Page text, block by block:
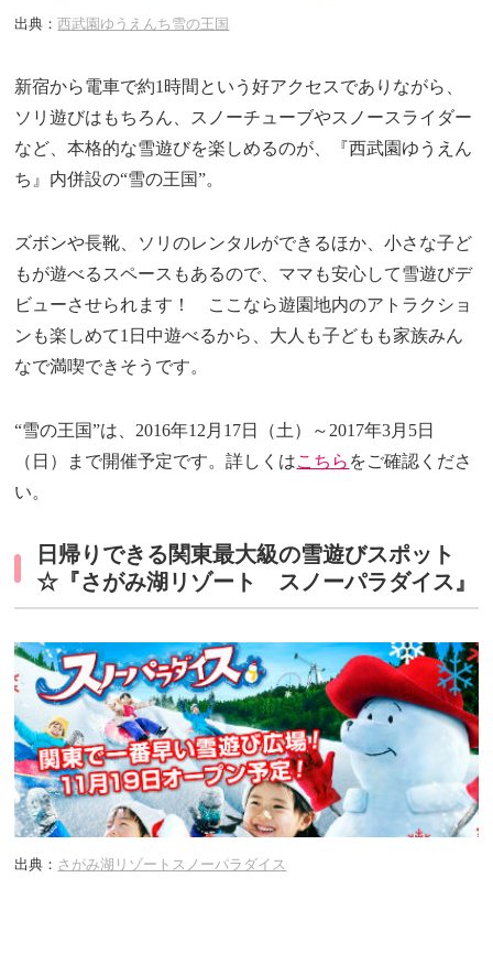
出典： 西武園ゆうえんち雪の王国
新宿から電車で約1時間という好アクセスでありながら、
ソリ遊びはもちろん、スノーチューブやスノースライダー
など、本格的な雪遊びを楽しめるのが、『西武園ゆうえん
ち』内併設の“雪の王国”。
ズボンや長靴、ソリのレンタルができるほか、小さな子ど
もが遊べるスペースもあるので、ママも安心して雪遊びデ
ビューさせられます！ ここなら遊園地内のアトラクショ
ンも楽しめて1日中遊べるから、大人も子どもも家族みん
なで満喫できそうです。
“雪の王国”は、2016年12月17日（土）～2017年3月5日
（日）まで開催予定です。詳しくはこちら をご確認くださ
い。
日帰りできる関東最大級の雪遊びスポット
☆『さがみ湖リゾート スノーパラダイス』
出典： さがみ湖リゾートスノーパラダイス